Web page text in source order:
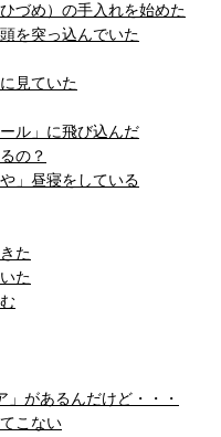
づめ）の手入れを始めた
を突っ込んでいた
見ていた
ル」に飛び込んだ
の？
」昼寝をしている
た
た
があるんだけど・・・
こない